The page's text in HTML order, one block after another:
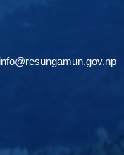
info@resungamun.gov.np